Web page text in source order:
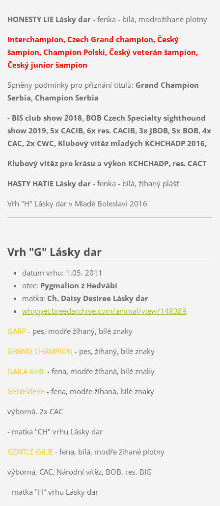
HONESTY LIE Lásky dar- fenka - bílá, modrožíhané plotny
Interchampion, Czech Grand champion, Český
šampion, Champion Polski, Český veterán šampion,
Český junior šampion
Spněny podmínky pro přiznání titulů: Grand Champion
Serbia, Champion Serbia
- BIS club show 2018, BOB Czech Specialty sighthound
show 2019, 5x CACIB, 6x res. CACIB, 3x JBOB, 5x BOB, 4x
CAC, 2x CWC, Klubový vítěz mladých KCHCHADP 2016,
Klubový vítěz pro krásu a výkon KCHCHADP, res. CACT
HASTY HATIE Lásky dar- fenka - bílá, žíhaný plášť
Vrh "H" Lásky dar v Mladé Boleslavi 2016
Vrh "G" Lásky dar
datum vrhu: 1.05. 2011
otec: Pygmalion z Hedvábí
matka: Ch. Daisy Desiree Lásky dar
whippet.breedarchive.com/animal/view/148389
GARP- pes, modře žíhaný, bílé znaky
GRAND CHAMPION - pes, žíhaný, bílé znaky
GAILA GIRL- fena, modře žíhaná, bílé znaky
GENEVIEVE- fena, modře žíhaná, bílé znaky
výborná, 2x CAC
- matka "CH" vrhu Lásky dar
GENTLE GILIE- fena, bílá, modře žíhané plotny
výborná, CAC, Národní vítěz, BOB, res. BIG
- matka "H" vrhu Lásky dar